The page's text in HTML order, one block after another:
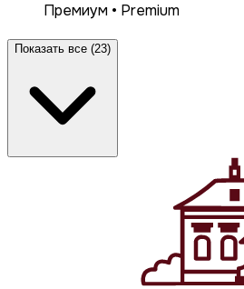
Премиум • Premium
Показать все (23)